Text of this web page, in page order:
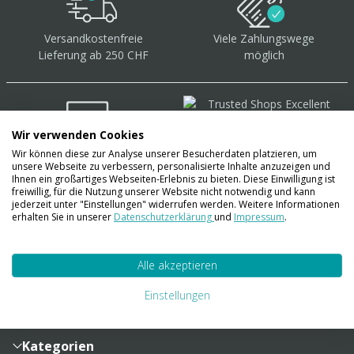
Versandkostenfreie
Lieferung ab 250 CHF
Viele Zahlungswege
möglich
Über 40.000 Artikel auf
Lager
Sendungsverfolgung
Zahlung und Versand
Lieferinformationen
Kategorien
Wir verwenden Cookies
Wir können diese zur Analyse unserer Besucherdaten platzieren, um
unsere Webseite zu verbessern, personalisierte Inhalte anzuzeigen und
Ihnen ein großartiges Webseiten-Erlebnis zu bieten. Diese Einwilligung ist
freiwillig, für die Nutzung unserer Website nicht notwendig und kann
jederzeit unter "Einstellungen" widerrufen werden. Weitere Informationen
erhalten Sie in unserer Datenschutzerklärungund Impressum.
Alle akzeptieren
Einstellungen